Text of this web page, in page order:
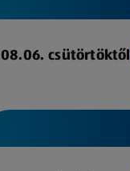
08.06. csütörtöktől